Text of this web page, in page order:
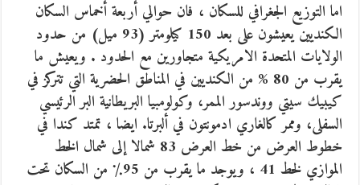
اما التوزيع الجغرافي للسكان ، فان حوالي أربعة أخماس السكان
الكنديين يعيشون على بعد 150 كيلومتر (93 ميل) من حدود
الولايات المتحدة الامريكية متجاورين مع الحدود . ويعيش ما
يقرب من 80 % من الكنديين في المناطق الحضرية التي تتركز في
كيبيك سيتي ووندسور الممر، وكولومبيا البريطانية البر الرئيسي
السفلى، وممر كالغاري ادمونتون في ألبرتا. ايضا ، تمتد كندا في
خطوط العرض من خط العرض 83 شمالا إلى شمال الخط
الموازي لخط 41 ، ويوجد ما يقرب من 95٪ من السكان تحت